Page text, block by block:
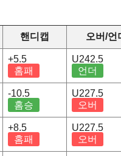
핸디캡 오버/언
+5.5
홈패
U242.5
언더
-10.5
홈승
U227.5
오버
+8.5
홈패
U227.5
오버